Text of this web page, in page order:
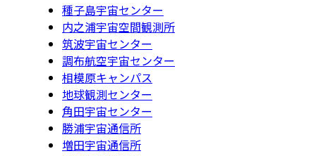
種子島宇宙センター
内之浦宇宙空間観測所
筑波宇宙センター
調布航空宇宙センター
相模原キャンパス
地球観測センター
角田宇宙センター
勝浦宇宙通信所
増田宇宙通信所